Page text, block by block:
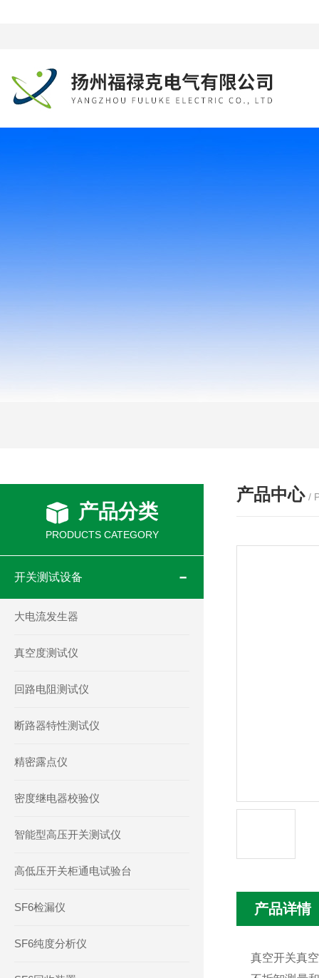
产品分类
PRODUCTS CATEGORY
开关测试设备
大电流发生器
真空度测试仪
回路电阻测试仪
断路器特性测试仪
精密露点仪
密度继电器校验仪
智能型高压开关测试仪
高低压开关柜通电试验台
SF6检漏仪
SF6纯度分析仪
产品中心 /
产品详情
真空开关真